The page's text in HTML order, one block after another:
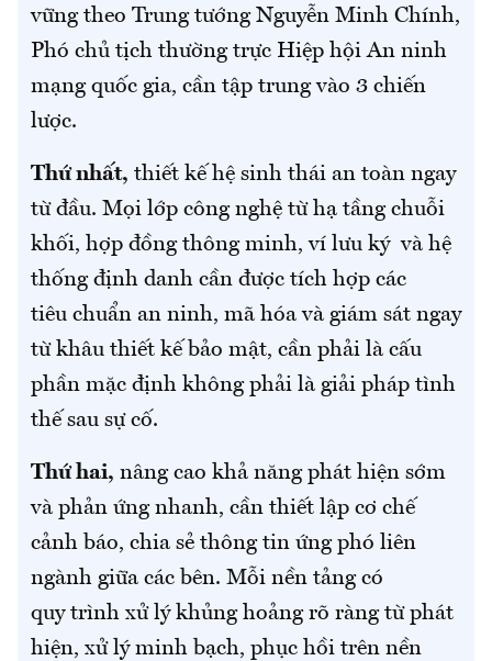
vững theo Trung tướng Nguyễn Minh Chính,
Phó chủ tịch thường trực Hiệp hội An ninh
mạng quốc gia, cần tập trung vào 3 chiến
lược.
Thứ nhất, thiết kế hệ sinh thái an toàn ngay
từ đầu. Mọi lớp công nghệ từ hạ tầng chuỗi
khối, hợp đồng thông minh, ví lưu ký và hệ
thống định danh cần được tích hợp các
tiêu chuẩn an ninh, mã hóa và giám sát ngay
từ khâu thiết kế bảo mật, cần phải là cấu
phần mặc định không phải là giải pháp tình
thế sau sự cố.
Thứ hai, nâng cao khả năng phát hiện sớm
và phản ứng nhanh, cần thiết lập cơ chế
cảnh báo, chia sẻ thông tin ứng phó liên
ngành giữa các bên. Mỗi nền tảng có
quy trình xử lý khủng hoảng rõ ràng từ phát
hiện, xử lý minh bạch, phục hồi trên nền